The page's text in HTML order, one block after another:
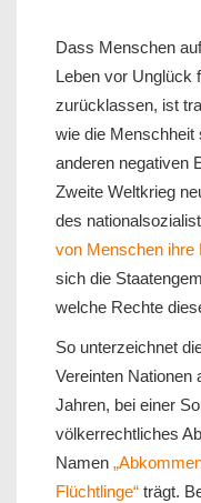
Dass Menschen
Leben vor Unglück
zurücklassen, ist
wie die Menschheit
anderen negativen
Zweite Weltkrieg
des
von Menschen
sich die
welche Rechte
So unterzeichnet
Vereinten Nationen
Jahren, bei einer
völkerrechtliches
Namen
Flüchtlinge“ trägt.